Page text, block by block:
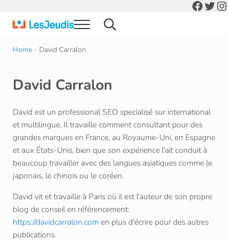
Actualité Informatique et Digital
Menu Search...
Home- David Carralon
David Carralon
David est un professional SEO specialisé sur international
et multilingue. Il travaille comment consultant pour des
grandes marques en France, au Royaume-Uni, en Espagne
et aux États-Unis, bien que son expérience l'ait conduit à
beaucoup travailler avec des langues asiatiques comme le
japonais, le chinois ou le coréen.
David vit et travaille à Paris où il est l'auteur de son propre
blog de conseil en référencement:
https://davidcarralon.com en plus d'écrire pour des autres
publications.